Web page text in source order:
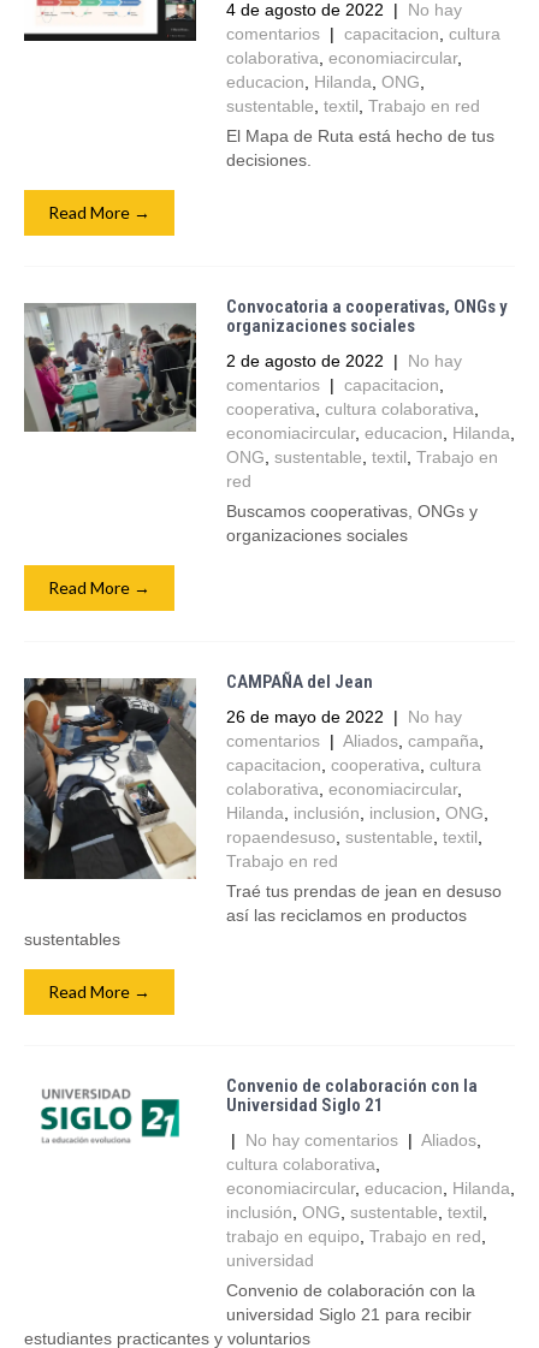
4 de agosto de 2022 | No hay
comentarios | capacitacion cultura
colaborativa economiacircular,
educacion
Hilanda ONG
sustentable textil Trabajo en red
El Mapa de Ruta está hecho de tus
decisiones.
Read More →
Convocatoria a cooperativas, ONGs y
organizaciones sociales
2 de agosto de 2022 | No hay
comentarios | capacitacion
cooperativa cultura colaborativa
economiacircular, educacion Hilanda
ONG sustentable textil Trabajo en
red
Buscamos cooperativas, ONGs y
organizaciones sociales
Read More →
CAMPAÑA del Jean
26 de mayo de 2022 | No hay
comentarios | Aliados, campaña
capacitacion cooperativa cultura
colaborativa economiacircular,
Hilanda
inclusión inclusion ONG
ropaendesuso sustentable textil
Trabajo en red
Traé tus prendas de jean en desuso
así las reciclamos en productos
sustentables
Read More →
Convenio de colaboración con la
Universidad Siglo 21
| No hay comentarios | Aliados,
cultura colaborativa
economiacircular, educacion Hilanda
inclusión ONG sustentable textil
trabajo en equipo Trabajo en red
universidad
Convenio de colaboración con la
universidad Siglo 21 para recibir
estudiantes practicantes y voluntarios